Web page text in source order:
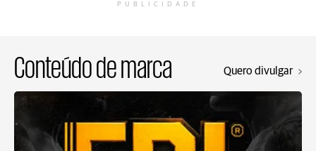
PUBLICIDADE
Conteúdo de marca Quero divulgar